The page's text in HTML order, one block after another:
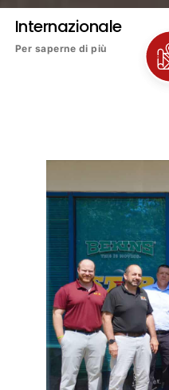
Internazionale
Per saperne di più